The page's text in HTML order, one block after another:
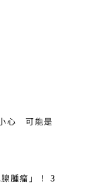
心 可能是
腫瘤」！ 3